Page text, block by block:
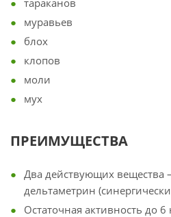
тараканов
муравьев
блох
клопов
моли
мух
ПРЕИМУЩЕСТВА
Два действующих вещества
дельтаметрин
Остаточная активность до